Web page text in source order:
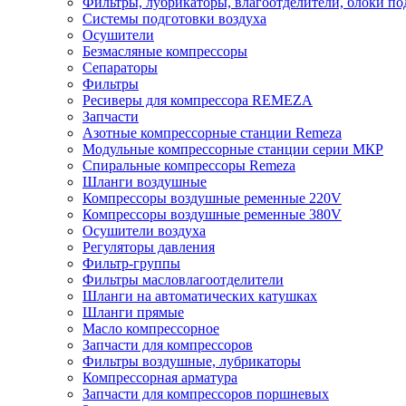
Системы подготовки воздуха
Осушители
Безмасляные компрессоры
Сепараторы
Фильтры
Ресиверы для компрессора REMEZA
Запчасти
Азотные компрессорные станции Remeza
Модульные компрессорные станции серии МКР
Спиральные компрессоры Remeza
Шланги воздушные
Компрессоры воздушные ременные 220V
Компрессоры воздушные ременные 380V
Осушители воздуха
Регуляторы давления
Фильтр-группы
Фильтры масловлагоотделители
Шланги на автоматических катушках
Шланги прямые
Масло компрессорное
Запчасти для компрессоров
Фильтры воздушные, лубрикаторы
Компрессорная арматура
Запчасти для компрессоров поршневых